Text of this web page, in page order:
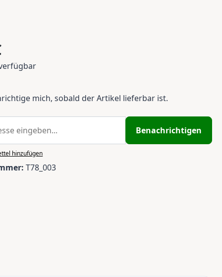
mich, sobald der Artikel lieferbar ist.
Benachrichtigen
hinzufügen
T78_003